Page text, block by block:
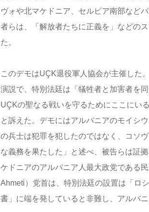
ヴォや北マケドニア、セルビア南部など
者らは、「解放者たちに正義を」などの
た。
このデモはUÇK退役軍人協会が主催した
演説で、特別法廷は「犠牲者と加害者を
UÇKの聖なる戦いを守るためにここにい
と訴えた。デモにはアルバニアのモイシ
の兵士は犯罪を犯したのではなく、コソ
な義務を果たした」と述べ、被告らは証
ケドニアのアルバニア人最大政党である
Ahmeti）党首は、特別法廷の設置は「ロ
書」に端を発していると非難し、アルバ